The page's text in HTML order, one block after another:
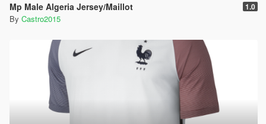
Mp Male Algeria Jersey/Maillot 1.0
By Castro2015